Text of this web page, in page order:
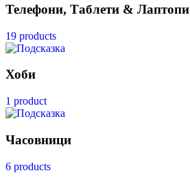
Телефони, Таблети & Лаптопи
19 products
Хоби
1 product
Часовници
6 products